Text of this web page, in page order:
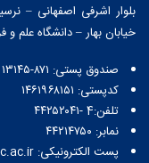
بلوار اشرفی اصفهانی –
خیابان بهار – دانشگاه علم
صندوق پستی:‌ ۸۷۱-۱۳۱۴۵
کدپستی: ۱۴۶۱۹۶۸۱۵۱
تلفن:4 -۴۴۲۵۲۰۴۱
نمابر: ۴۴۲۱۴۷۵۰
پست الکترونیکی: info@usc.ac.ir